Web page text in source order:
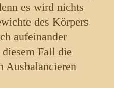
es wird nichts
des Körpers
aufeinander
Fall die
Ausbalancieren